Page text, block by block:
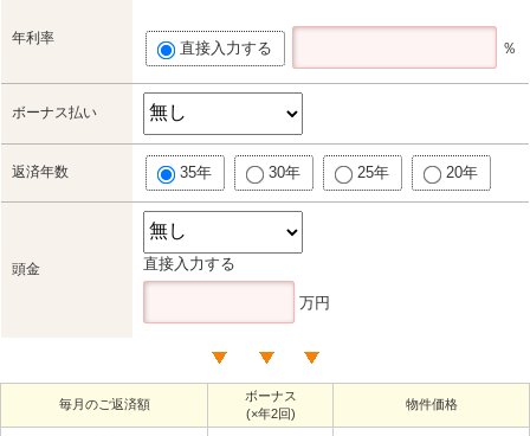
年利率
直接入力する ％
ボーナス払い
返済年数 35年 30年 25年 20年
頭金 直接入力する
万円
毎月のご返済額
ボーナス
(×年2回)
物件価格